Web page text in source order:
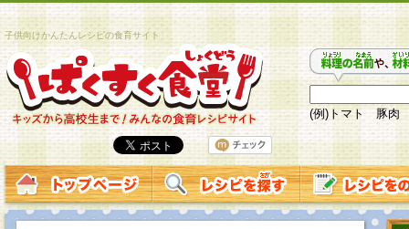
子供向けかんたんレシピの食育サイト
(例)トマト 豚肉